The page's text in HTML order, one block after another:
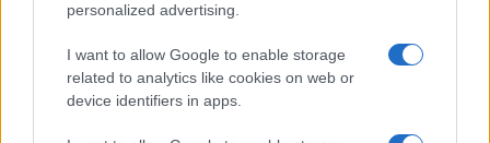
personalized advertising.
I want to allow Google to enable storage
related to analytics like cookies on web or
device identifiers in apps.